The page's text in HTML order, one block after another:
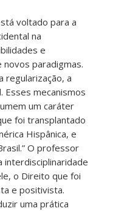
voltado para a
na
e
novos paradigmas.
regularização, a
Esses mecanismos
um caráter
foi transplantado
Hispânica, e
O professor
interdisciplinaridade
o Direito que foi
e positivista.
uma prática